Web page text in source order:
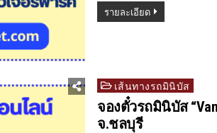
รายละเอียด
Posted
in
เส้นทางรถมินิบัส
จองตั๋วรถมินิบัส
จ.ชลบุรี